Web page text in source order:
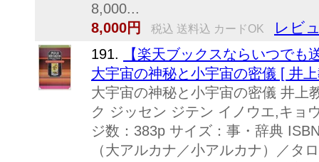
8,000...
8,000円
税込 送料込 カードOK レビ
191.
【楽天ブックスならいつで
大宇宙の神秘と小宇宙の密儀 [ 井
大宇宙の神秘と小宇宙の密儀 井上
ク ジッセン ジテン イノウエ,キョ
ジ数：383p サイズ：事・辞典
（大アルカナ／小アルカナ）／タ